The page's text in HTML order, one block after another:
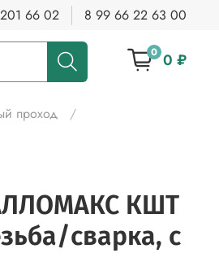
66 02 8 99 66 22 63 00
0 0 ₽
проход
КШТ
сварка, с